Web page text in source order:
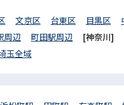
文京区 台東区 目黒区
周辺 町田駅周辺 [神奈川]
玉全域